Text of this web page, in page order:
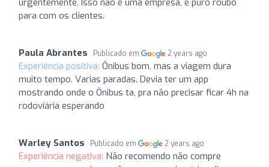
para com os clientes.
Paula Abrantes Publicado em 2 years ago
Experiência positiva: Ônibus bom, mas a viagem dura
muito tempo. Varias paradas. Devia ter um app
mostrando onde o Ônibus ta, pra não precisar ficar 4h na
rodoviária esperando
Warley Santos Publicado em 2 years ago
Experiência negativa: Não recomendo não compre